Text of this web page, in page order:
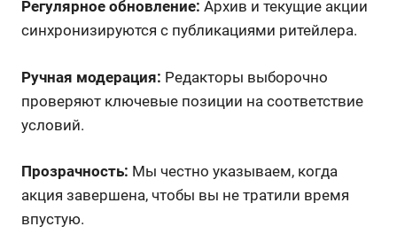
Регулярное обновление: Архив и текущие акции
синхронизируются с публикациями ритейлера.
Ручная модерация: Редакторы выборочно
проверяют ключевые позиции на соответствие
условий.
Прозрачность: Мы честно указываем, когда
акция завершена, чтобы вы не тратили время
впустую.